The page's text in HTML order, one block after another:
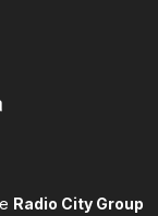
Radio City Group